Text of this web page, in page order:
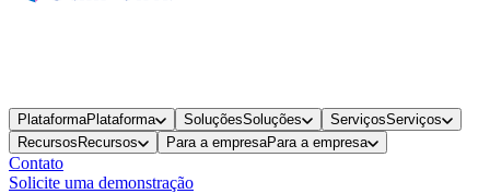
PlataformaPlataforma SoluçõesSoluções ServiçosServiços
Recursos Recursos Para a empresaPara a empresa
Contato
Solicite uma demonstração